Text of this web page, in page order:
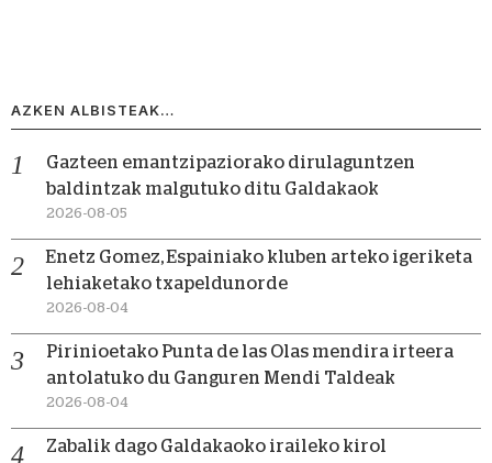
AZKEN ALBISTEAK…
Gazteen emantzipaziorako dirulaguntzen
baldintzak malgutuko ditu Galdakaok
2026-08-05
Enetz Gomez, Espainiako kluben arteko igeriketa
lehiaketako txapeldunorde
2026-08-04
Pirinioetako Punta de las Olas mendira irteera
antolatuko du Ganguren Mendi Taldeak
2026-08-04
Zabalik dago Galdakaoko iraileko kirol